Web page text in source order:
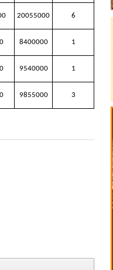
20055000 6
8400000 1
9540000 1
9855000 3